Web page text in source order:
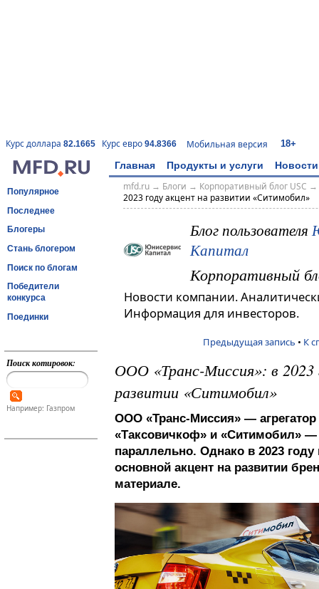
Курс доллара 82.1665 Курс евро 94.8366 Мобильная версия 18+
Главная Продукты и услуги Новости
Популярное
Последнее
Блогеры
Стань блогером
Поиск по блогам
Победители
конкурса
Поединки
Поиск котировок:
Например: Газпром
mfd.ru→ Блоги → Корпоративный блог USC →
2023 году акцент на развитии «Ситимобил»
Блог пользователя
Капитал
Корпоративный
Новости компании.
Информация для инвесторов.
Предыдущая запись • К
ООО «Транс-Миссия»: в 2023
развитии «Ситимобил»
ООО «Транс-Миссия» — агрегатор
«Таксовичкоф» и «Ситимобил» —
параллельно. Однако в 2023
основной акцент на развитии
материале.